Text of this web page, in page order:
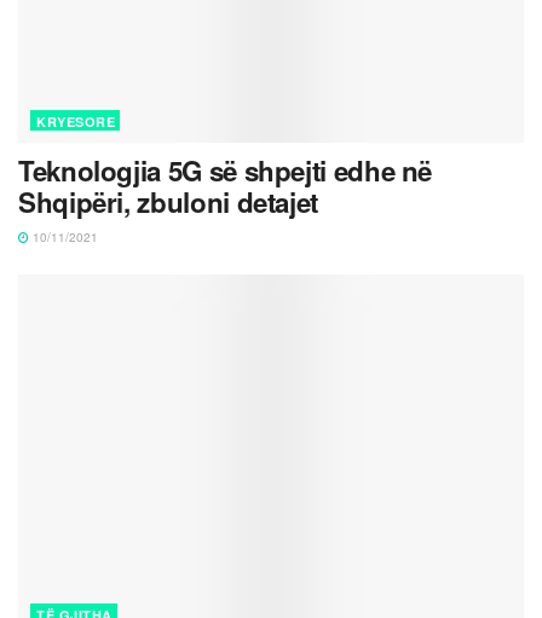
KRYESORE
Teknologjia 5G së shpejti edhe në
Shqipëri, zbuloni detajet
10/11/2021